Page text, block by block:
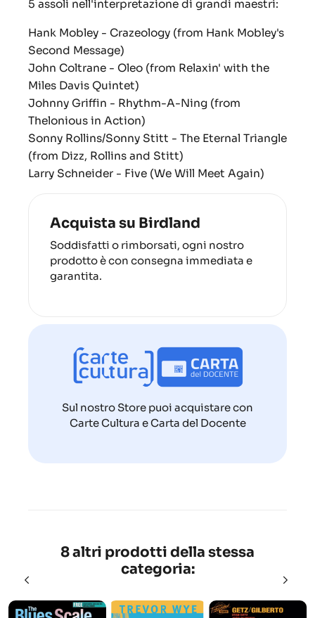
5 assoli nell'interpretazione di grandi maestri:
Hank Mobley - Crazeology (from Hank Mobley's
Second Message)
John Coltrane - Oleo (from Relaxin' with the
Miles Davis Quintet)
Johnny Griffin - Rhythm-A-Ning (from
Thelonious in Action)
Sonny Rollins/Sonny Stitt - The Eternal Triangle
(from Dizz, Rollins and Stitt)
Larry Schneider - Five (We Will Meet Again)
Acquista su Birdland
Soddisfatti o rimborsati, ogni nostro
prodotto è con consegna immediata e
garantita.
Sul nostro Store puoi acquistare con
Carte Cultura e Carta del Docente
8 altri prodotti della stessa
categoria: